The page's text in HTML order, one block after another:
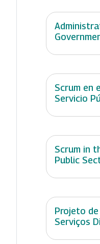
Scrum en
Servicio
Scrum in
Public
Projeto
Serviços